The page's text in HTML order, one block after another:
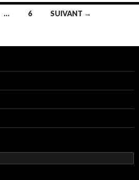
… 6 SUIVANT →